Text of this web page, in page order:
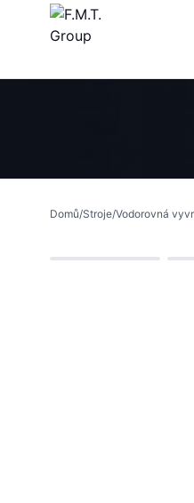
Domů/Stroje/Vodorovná